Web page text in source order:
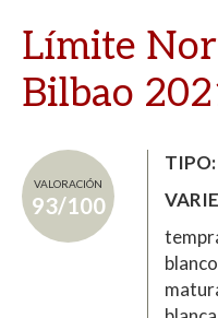
Límite
Bilbao
VALORACIÓN
93/100
TIPO